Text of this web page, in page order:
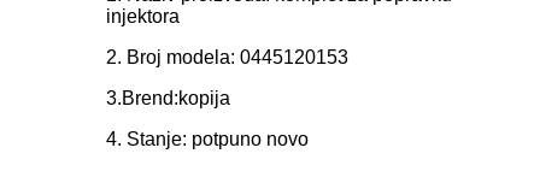
injektora
2. Broj modela: 0445120153
3.Brend:kopija
4. Stanje: potpuno novo